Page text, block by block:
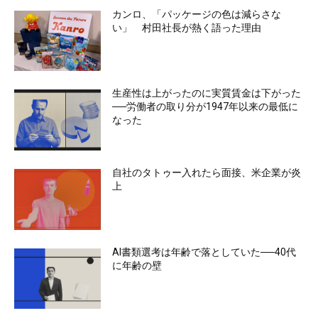
カンロ、「パッケージの色は減らさな
い」 村田社長が熱く語った理由
生産性は上がったのに実質賃金は下がった
──労働者の取り分が1947年以来の最低に
なった
自社のタトゥー入れたら面接、米企業が炎
上
AI書類選考は年齢で落としていた──40代
に年齢の壁